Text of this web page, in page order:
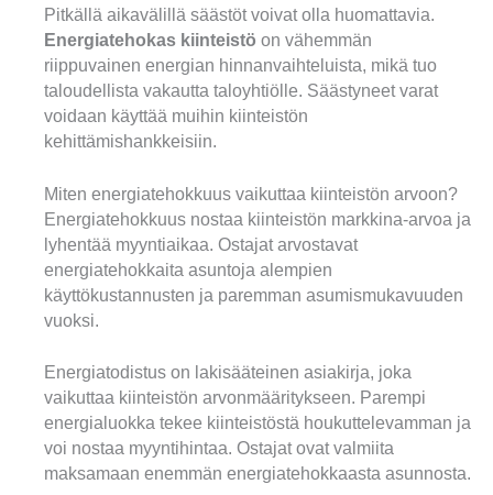
Pitkällä aikavälillä säästöt voivat olla huomattavia.
Energiatehokas kiinteistö on vähemmän
riippuvainen energian hinnanvaihteluista, mikä tuo
taloudellista vakautta taloyhtiölle. Säästyneet varat
voidaan käyttää muihin kiinteistön
kehittämishankkeisiin.
Miten energiatehokkuus vaikuttaa kiinteistön arvoon?
Energiatehokkuus nostaa kiinteistön markkina-arvoa ja
lyhentää myyntiaikaa. Ostajat arvostavat
energiatehokkaita asuntoja alempien
käyttökustannusten ja paremman asumismukavuuden
vuoksi.
Energiatodistus on lakisääteinen asiakirja, joka
vaikuttaa kiinteistön arvonmääritykseen. Parempi
energialuokka tekee kiinteistöstä houkuttelevamman ja
voi nostaa myyntihintaa. Ostajat ovat valmiita
maksamaan enemmän energiatehokkaasta asunnosta.